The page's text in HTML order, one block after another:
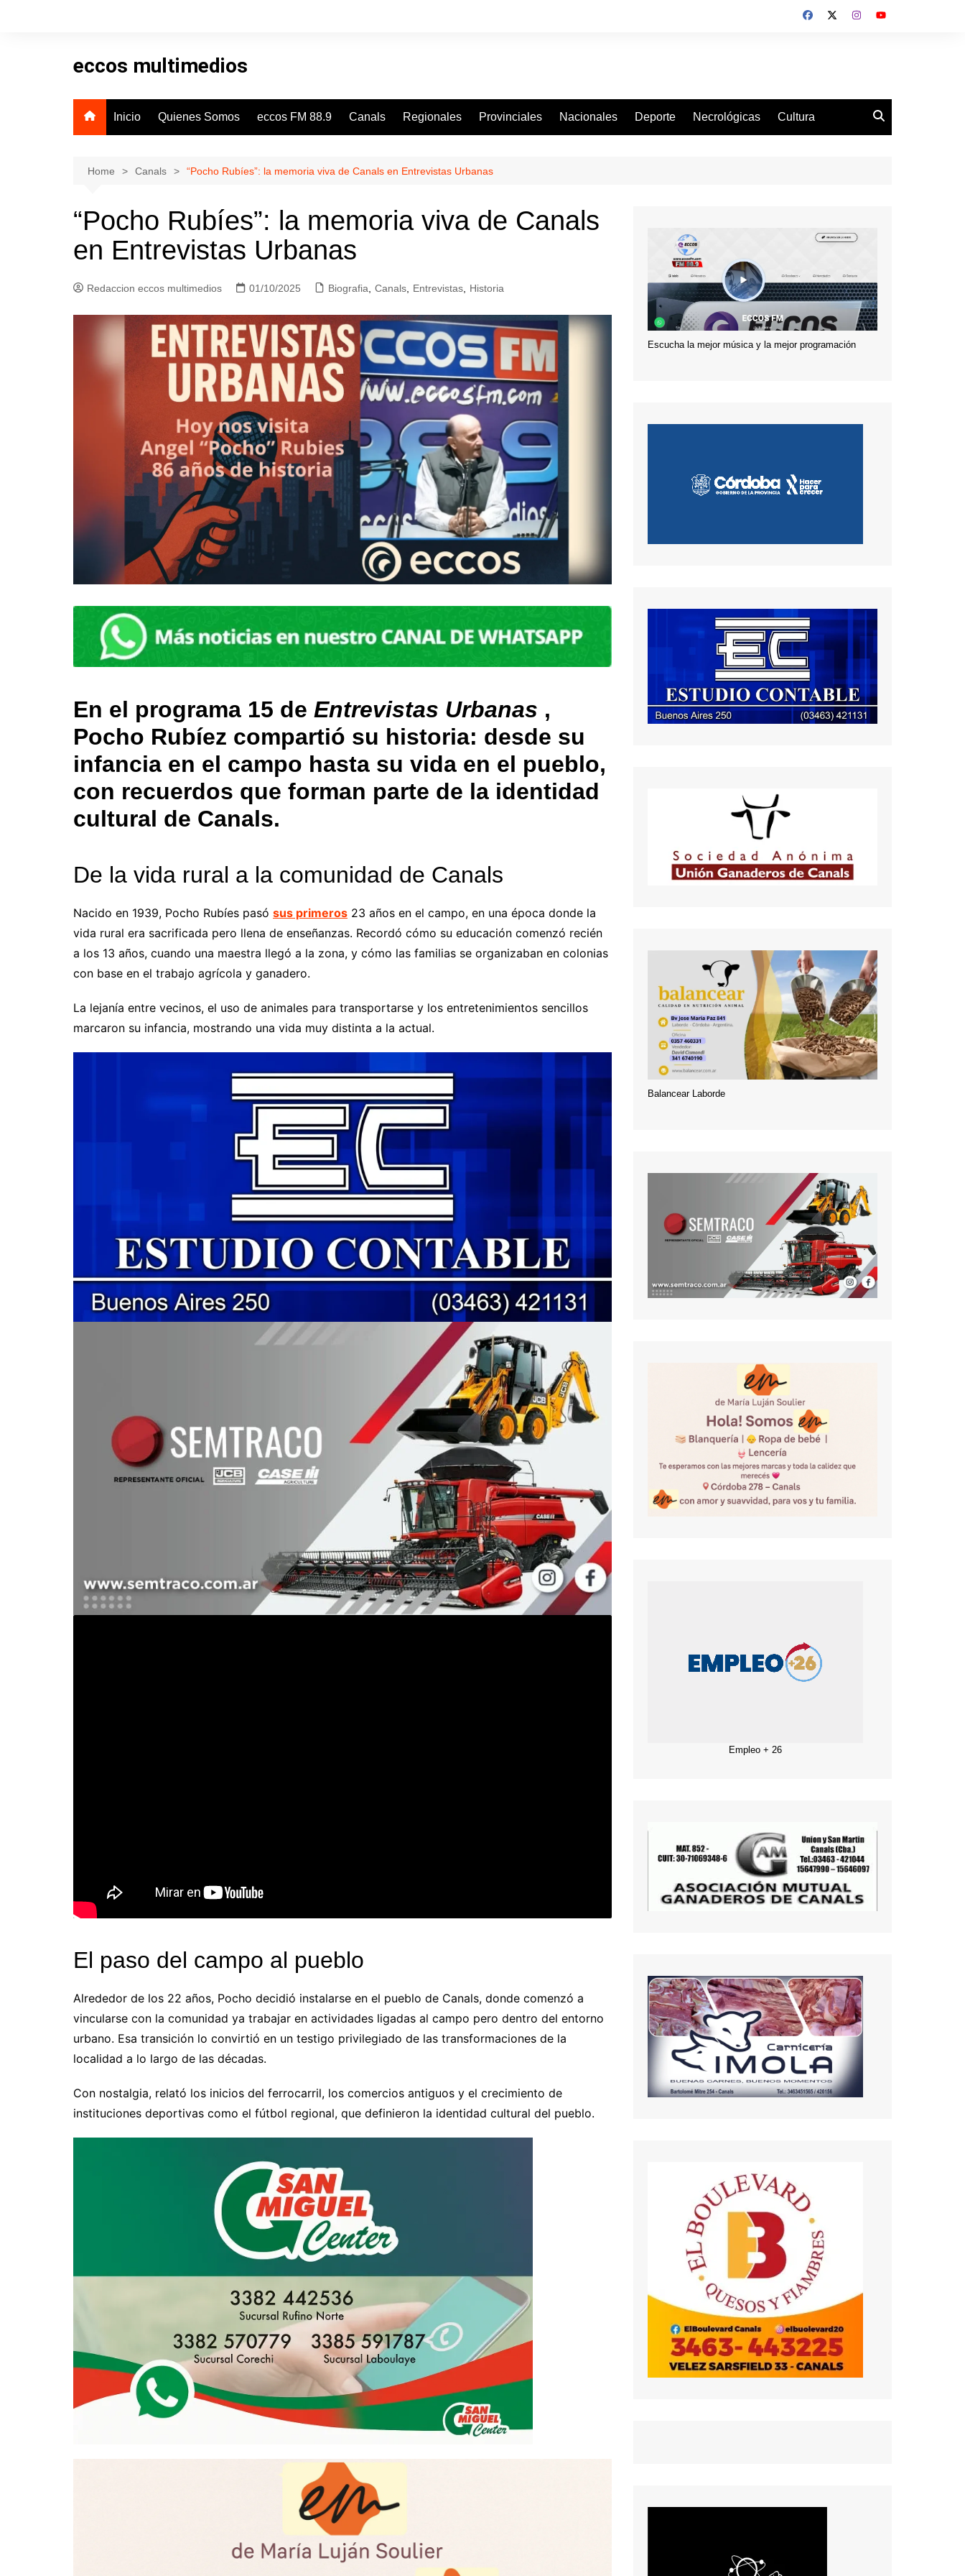
eccos multimedios
Inicio Quienes Somos eccos FM 88.9 Canals Regionales Provinciales Nacionales Deporte Necrológicas Cultura
Home Canals “Pocho Rubíes”: la memoria viva de Canals en Entrevistas Urbanas
“Pocho Rubíes”: la memoria viva de Canals
en Entrevistas Urbanas
Redaccion eccos multimedios 01/10/2025 Biografia Canals Entrevistas Historia
En el programa 15 de Entrevistas Urbanas ,
Pocho Rubíez compartió su historia: desde su
infancia en el campo hasta su vida en el pueblo,
con recuerdos que forman parte de la identidad
cultural de Canals.
De la vida rural a la comunidad de Canals
Nacido en 1939, Pocho Rubíes pasó sus primeros 23 años en el campo, en una época donde la
vida rural era sacrificada pero llena de enseñanzas. Recordó cómo su educación comenzó recién
a los 13 años, cuando una maestra llegó a la zona, y cómo las familias se organizaban en colonias
con base en el trabajo agrícola y ganadero.
La lejanía entre vecinos, el uso de animales para transportarse y los entretenimientos sencillos
marcaron su infancia, mostrando una vida muy distinta a la actual.
El paso del campo al pueblo
Alrededor de los 22 años, Pocho decidió instalarse en el pueblo de Canals, donde comenzó a
vincularse con la comunidad ya trabajar en actividades ligadas al campo pero dentro del entorno
urbano. Esa transición lo convirtió en un testigo privilegiado de las transformaciones de la
localidad a lo largo de las décadas.
Con nostalgia, relató los inicios del ferrocarril, los comercios antiguos y el crecimiento de
instituciones deportivas como el fútbol regional, que definieron la identidad cultural del pueblo.
Escucha la mejor música y la mejor programación
Balancear Laborde
Empleo + 26